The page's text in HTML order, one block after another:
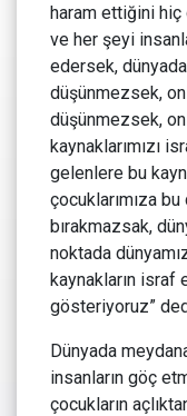
haram ettiğini hiç
ve her şeyi
edersek,
düşünmezsek,
düşünmezsek,
kaynaklarımızı
gelenlere bu
çocuklarımıza
bırakmazsak,
noktada
kaynakların israf
gösteriyoruz”
Dünyada
insanların göç
çocukların